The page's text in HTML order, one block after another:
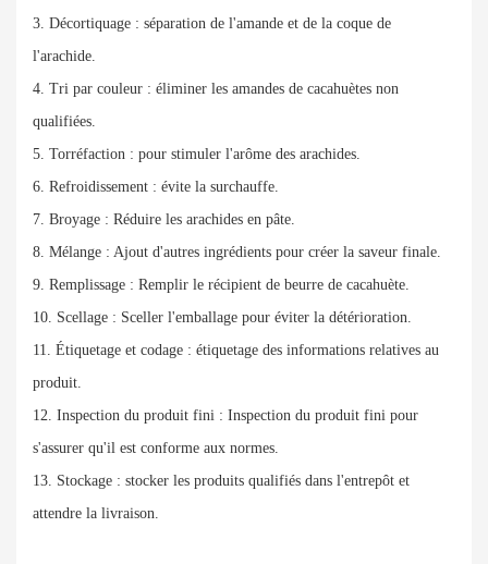
3. Décortiquage : séparation de l'amande et de la coque de
l'arachide.
4. Tri par couleur : éliminer les amandes de cacahuètes non
qualifiées.
5. Torréfaction : pour stimuler l'arôme des arachides.
6. Refroidissement : évite la surchauffe.
7. Broyage : Réduire les arachides en pâte.
8. Mélange : Ajout d'autres ingrédients pour créer la saveur finale.
9. Remplissage : Remplir le récipient de beurre de cacahuète.
10. Scellage : Sceller l'emballage pour éviter la détérioration.
11. Étiquetage et codage : étiquetage des informations relatives au
produit.
12. Inspection du produit fini : Inspection du produit fini pour
s'assurer qu'il est conforme aux normes.
13. Stockage : stocker les produits qualifiés dans l'entrepôt et
attendre la livraison.